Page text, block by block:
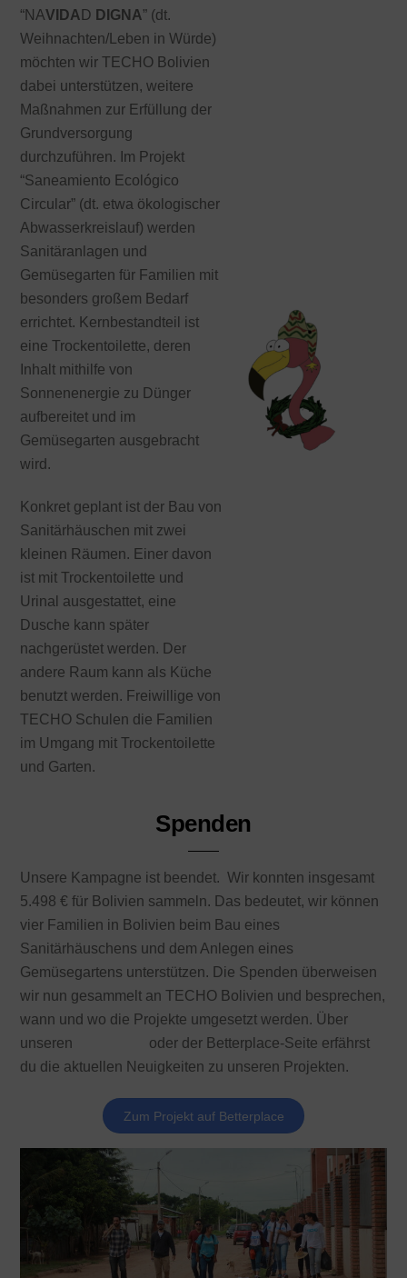
“NAVIDA D DIGNA” (dt.
Weihnachten/Leben in Würde)
möchten wir TECHO Bolivien
dabei unterstützen, weitere
Maßnahmen zur Erfüllung der
Grundversorgung
durchzuführen. Im Projekt
“Saneamiento Ecológico
Circular” (dt. etwa ökologischer
Abwasserkreislauf) werden
Sanitäranlagen und
Gemüsegarten für Familien mit
besonders großem Bedarf
errichtet. Kernbestandteil ist
eine Trockentoilette, deren
Inhalt mithilfe von
Sonnenenergie zu Dünger
aufbereitet und im
Gemüsegarten ausgebracht
wird.
Konkret geplant ist der Bau von
Sanitärhäuschen mit zwei
kleinen Räumen. Einer davon
ist mit Trockentoilette und
Urinal ausgestattet, eine
Dusche kann später
nachgerüstet werden. Der
andere Raum kann als Küche
benutzt werden. Freiwillige von
TECHO Schulen die Familien
im Umgang mit Trockentoilette
und Garten.
Spenden
Unsere Kampagne ist beendet. Wir konnten insgesamt
5.498 € für Bolivien sammeln. Das bedeutet, wir können
vier Familien in Bolivien beim Bau eines
Sanitärhäuschens und dem Anlegen eines
Gemüsegartens unterstützen. Die Spenden überweisen
wir nun gesammelt an TECHO Bolivien und besprechen,
wann und wo die Projekte umgesetzt werden. Über
unseren
oder der Betterplace-Seite erfährst
du die aktuellen Neuigkeiten zu unseren Projekten.
Zum Projekt auf Betterplace